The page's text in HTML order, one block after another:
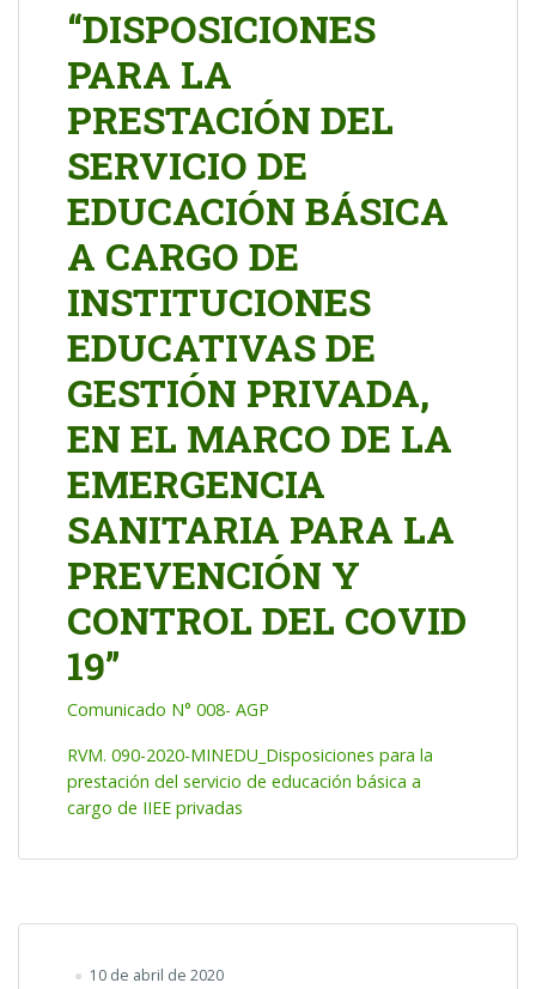
“DISPOSICIONES
PARA LA
PRESTACIÓN DEL
SERVICIO DE
EDUCACIÓN BÁSICA
A CARGO DE
INSTITUCIONES
EDUCATIVAS DE
GESTIÓN PRIVADA,
EN EL MARCO DE LA
EMERGENCIA
SANITARIA PARA LA
PREVENCIÓN Y
CONTROL DEL COVID
19”
Comunicado N° 008- AGP
RVM. 090-2020-MINEDU_Disposiciones para la
prestación del servicio de educación básica a
cargo de IIEE privadas
10 de abril de 2020